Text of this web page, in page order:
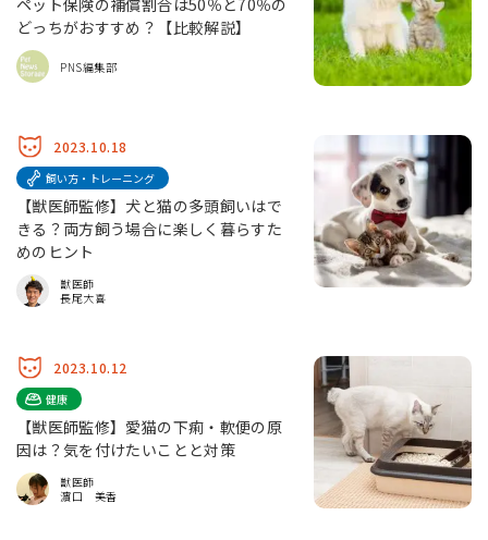
ペット保険の補償割合は50％と70％の
どっちがおすすめ？【比較解説】
PNS編集部
2023.10.18
飼い方・トレーニング
【獣医師監修】犬と猫の多頭飼いはで
きる？両方飼う場合に楽しく暮らすた
めのヒント
獣医師
長尾大喜
2023.10.12
健康
【獣医師監修】愛猫の下痢・軟便の原
因は？気を付けたいことと対策
獣医師
濵口 美香